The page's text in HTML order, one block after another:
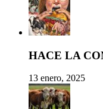
HACE LA
13 enero, 2025